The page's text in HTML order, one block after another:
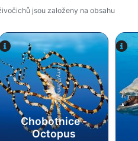
jsou založeny na obsahu
Alamy/Reinhard Dirscherl
Chobotnice -
Octopus